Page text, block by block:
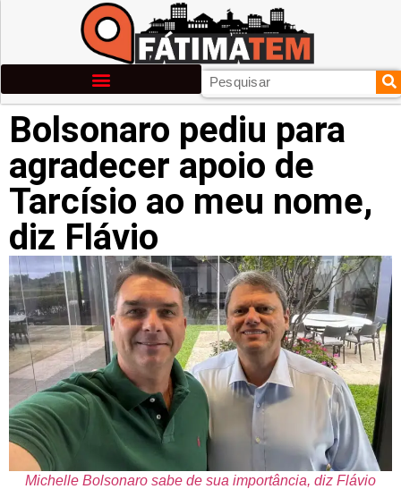
Bolsonaro pediu para
agradecer apoio de
Tarcísio ao meu nome,
diz Flávio
Michelle Bolsonaro sabe de sua importância, diz Flávio